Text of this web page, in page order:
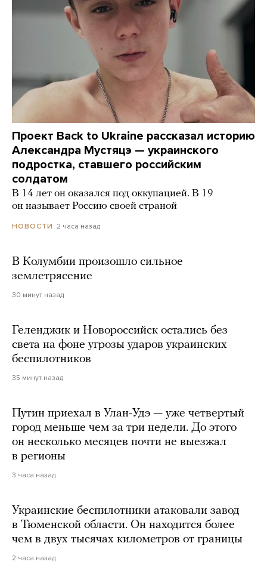
Проект Back to Ukraine рассказал историю
Александра Мустяцэ — украинского
подростка, ставшего российским
солдатом
В 14 лет он оказался под оккупацией. В 19
он называет Россию своей страной
НОВОСТИ 2 часа назад
В Колумбии произошло сильное
землетрясение
30 минут назад
Геленджик и Новороссийск остались без
света на фоне угрозы ударов украинских
беспилотников
35 минут назад
Путин приехал в Улан-Удэ — уже четвертый
город меньше чем за три недели. До этого
он несколько месяцев почти не выезжал
в регионы
3 часа назад
Украинские беспилотники атаковали завод
в Тюменской области. Он находится более
чем в двух тысячах километров от границы
2 часа назад